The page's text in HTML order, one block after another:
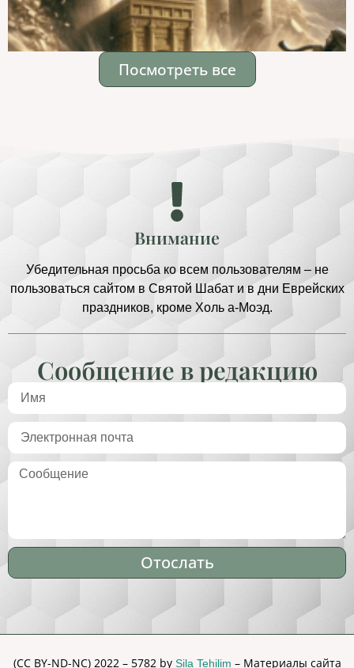
Посмотреть все
Внимание
Убедительная просьба ко всем пользователям – не
пользоваться сайтом в Святой Шабат и в дни Еврейских
праздников, кроме Холь а-Моэд.
Сообщение в редакцию
Отослать
(CC BY-ND-NC) 2022 – 5782 by Sila Tehilim – Материалы сайта